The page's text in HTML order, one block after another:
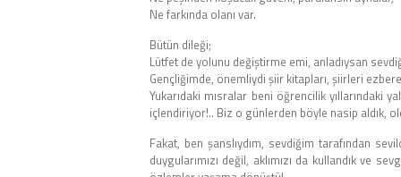
Ne farkında olanı var.
Bütün dileği;
Lütfet de yolunu değiştirme emi, anladıysan
Gençliğimde, önemliydi şiir kitapları, şiirleri
Yukarıdaki mısralar beni öğrencilik yıllarındaki
içlendiriyor!.. Biz o günlerden böyle nasip aldık,
Fakat, ben şanslıydım, sevdiğim tarafından
duygularımızı değil, aklımızı da kullandık ve